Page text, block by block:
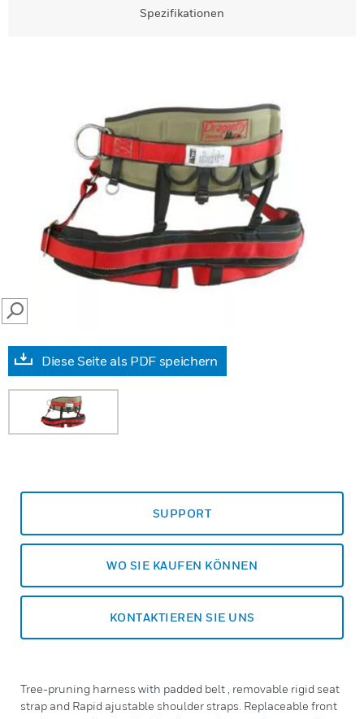
Spezifikationen
SEARCH
Diese Seite als PDF speichern
SUPPORT
WO SIE KAUFEN KÖNNEN
KONTAKTIEREN SIE UNS
Tree-pruning harness with padded belt , removable rigid seat
strap and Rapid ajustable shoulder straps. Replaceable front